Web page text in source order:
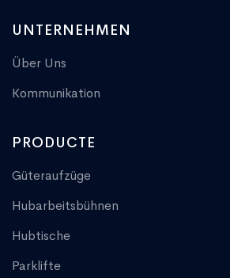
UNTERNEHMEN
Über Uns
Kommunikation
PRODUCTE
Güteraufzüge
Hubarbeitsbühnen
Hubtische
Parklifte